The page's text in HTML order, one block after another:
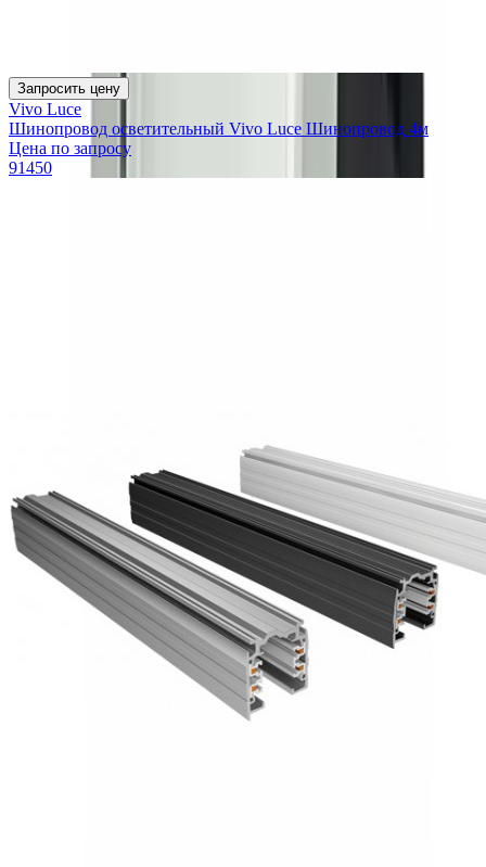
Запросить цену
Vivo Luce
Шинопровод осветительный Vivo Luce Шинопровод 4м
Цена по запросу
91450